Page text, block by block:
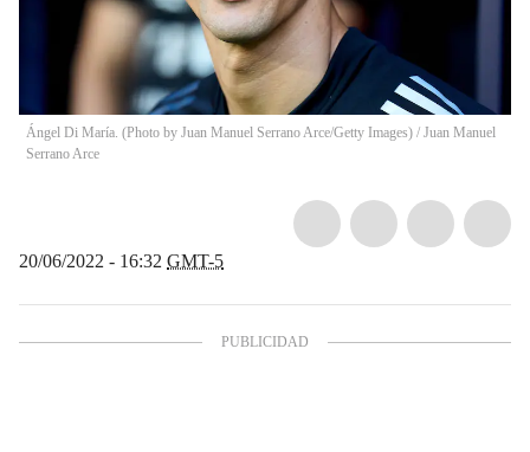
Ángel Di María. (Photo by Juan Manuel Serrano Arce/Getty Images) / Juan Manuel
Serrano Arce
20/06/2022 - 16:32 GMT-5